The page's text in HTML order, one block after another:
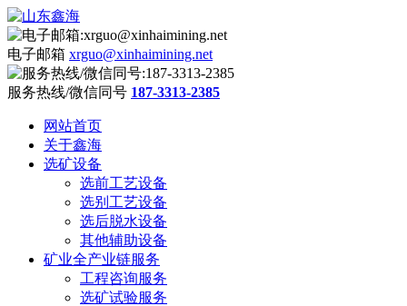
电子邮箱 xrguo@xinhaimining.net
服务热线/微信同号 187-3313-2385
网站首页
关于鑫海
选矿设备
选前工艺设备
选别工艺设备
选后脱水设备
其他辅助设备
矿业全产业链服务
工程咨询服务
选矿试验服务